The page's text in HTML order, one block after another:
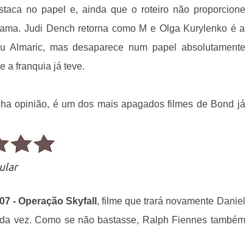
no papel e, ainda que o roteiro não proporcione
Judi Dench retorna como M e Olga Kurylenko é a
mas desaparece num papel absolutamente
a franquia já teve.
opinião, é um dos mais apagados filmes de Bond já
- Operação Skyfall , filme que trará novamente Daniel
vez. Como se não bastasse, Ralph Fiennes também